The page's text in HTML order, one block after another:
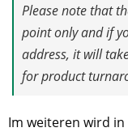
Please note that
point only and if
address, it will
for product
Im weiteren wird